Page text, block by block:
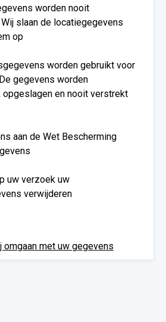
worden nooit
slaan de locatiegegevens
op
worden gebruikt voor
gegevens worden
opgeslagen en nooit verstrekt
aan de Wet Bescherming
uw verzoek uw
verwijderen
omgaan met uw gegevens